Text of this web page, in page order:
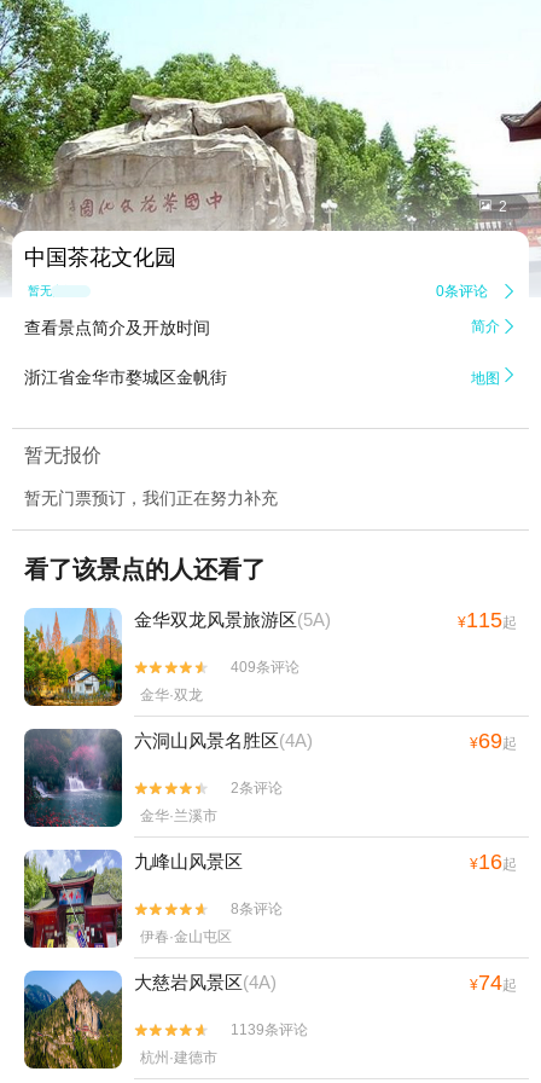
 2
中国茶花文化园
暂无点评 0条评论 
查看景点简介及开放时间 简介 
浙江省金华市婺城区金帆街 地图 
暂无报价
暂无门票预订，我们正在努力补充
看了该景点的人还看了
金华双龙风景旅游区(5A) ¥115起


409条评论
金华·双龙
六洞山风景名胜区(4A) ¥69起


2条评论
金华·兰溪市
九峰山风景区 ¥16起


8条评论
伊春·金山屯区
大慈岩风景区(4A) ¥74起


1139条评论
杭州·建德市
